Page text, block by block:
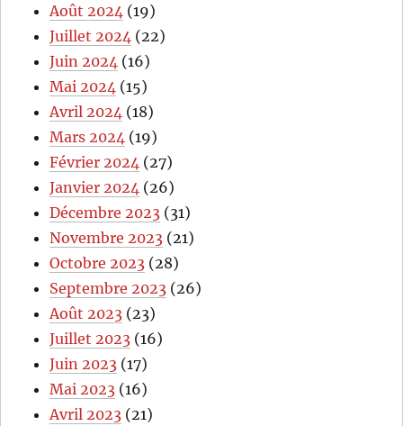
Août 2024 (19)
Juillet 2024 (22)
Juin 2024 (16)
Mai 2024 (15)
Avril 2024 (18)
Mars 2024 (19)
Février 2024 (27)
Janvier 2024 (26)
Décembre 2023 (31)
Novembre 2023 (21)
Octobre 2023 (28)
Septembre 2023 (26)
Août 2023 (23)
Juillet 2023 (16)
Juin 2023 (17)
Mai 2023 (16)
Avril 2023 (21)